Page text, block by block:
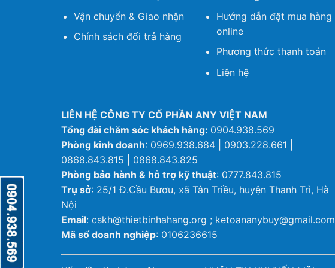
Vận chuyển & Giao nhận
Chính sách đổi trả hàng
Hướng dẫn đặt mua hàng
online
Phương thức thanh toán
Liên hệ
LIÊN HỆ CÔNG TY CỔ PHẦN ANY VIỆT NAM
Tổng đài chăm sóc khách hàng: 0904.938.569
Phòng kinh doanh: 0969.938.684 | 0903.228.661 |
0868.843.815 | 0868.843.825
Phòng bảo hành & hỗ trợ kỹ thuật: 0777.843.815
Trụ sở: 25/1 Đ.Cầu Bươu, xã Tân Triều, huyện Thanh Trì, Hà
Nội
Email: cskh@thietbinhahang.org ; ketoananybuy@gmail.com
Mã số doanh nghiệp: 0106236615